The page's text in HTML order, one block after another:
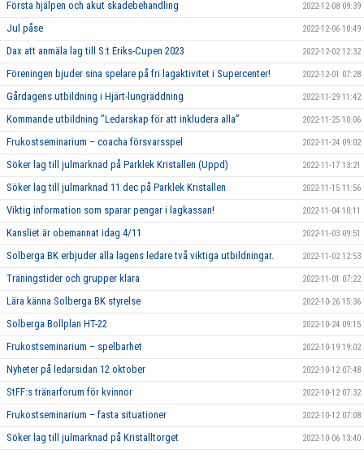
Första hjälpen och akut skadebehandling 2022-12-08 09:39
Jul påse 2022-12-06 10:49
Dax att anmäla lag till S:t Eriks-Cupen 2023 2022-12-02 12:32
Föreningen bjuder sina spelare på fri lagaktivitet i Supercenter! 2022-12-01 07:28
Gårdagens utbildning i Hjärt-lungräddning 2022-11-29 11:42
Kommande utbildning ”Ledarskap för att inkludera alla” 2022-11-25 10:06
Frukostseminarium – coacha försvarsspel 2022-11-24 09:02
Söker lag till julmarknad på Parklek Kristallen (Uppd) 2022-11-17 13:21
Söker lag till julmarknad 11 dec på Parklek Kristallen 2022-11-15 11:56
Viktig information som sparar pengar i lagkassan! 2022-11-04 10:11
Kansliet är obemannat idag 4/11 2022-11-03 09:51
Solberga BK erbjuder alla lagens ledare två viktiga utbildningar. 2022-11-02 12:53
Träningstider och grupper klara 2022-11-01 07:22
Lära känna Solberga BK styrelse 2022-10-26 15:36
Solberga Bollplan HT-22 2022-10-24 09:15
Frukostseminarium – spelbarhet 2022-10-19 19:02
Nyheter på ledarsidan 12 oktober 2022-10-12 07:48
StFF:s tränarforum för kvinnor 2022-10-12 07:32
Frukostseminarium – fasta situationer 2022-10-12 07:08
Söker lag till julmarknad på Kristalltorget 2022-10-06 13:40